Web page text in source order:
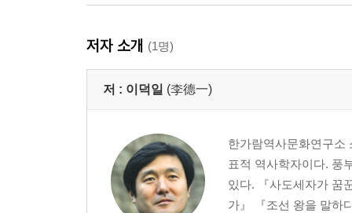
소아가와 물부가의 대립
불교정권의 탄생
서북의 설거 부자
북방의 유무주
낙양의 왕세충
피로 물든 현무문
저자 소개 (1명)
저 : 이덕일 (李德一)
한가람역사문화연구소
표적 역사학자이다. 풍
있다. 『사도세자가 꿈
가』 『조선 왕을 말하